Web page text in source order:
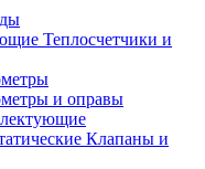
Теплосчетчики и
и оправы
Клапаны и